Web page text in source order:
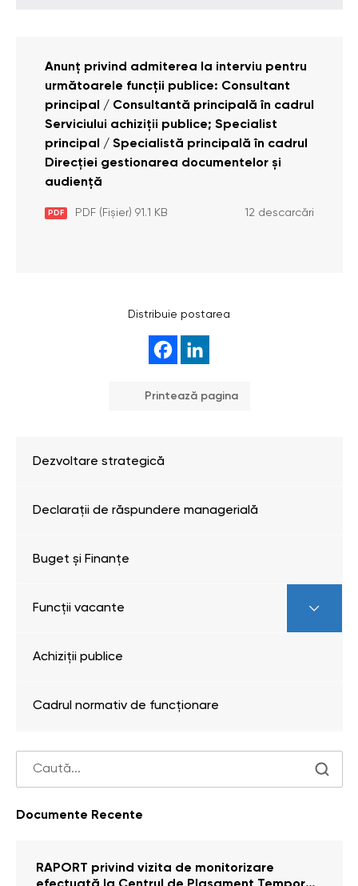
Anunț privind admiterea la interviu pentru
următoarele funcții publice: Consultant
principal / Consultantă principală în cadrul
Serviciului achiziții publice; Specialist
principal / Specialistă principală în cadrul
Direcției gestionarea documentelor și
audiență
PDF PDF (Fișier) 91.1 KB 12 descarcări
Distribuie postarea
Printează pagina
Dezvoltare strategică
Declarații de răspundere managerială
Buget și Finanțe
Funcții vacante
Achiziții publice
Cadrul normativ de funcționare
Documente Recente
RAPORT privind vizita de monitorizare